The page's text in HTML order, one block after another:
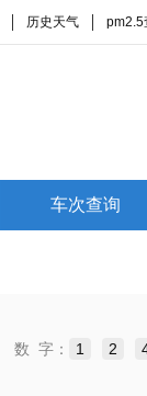
历史天气 pm2.5
车次查询
数 字： 1 2